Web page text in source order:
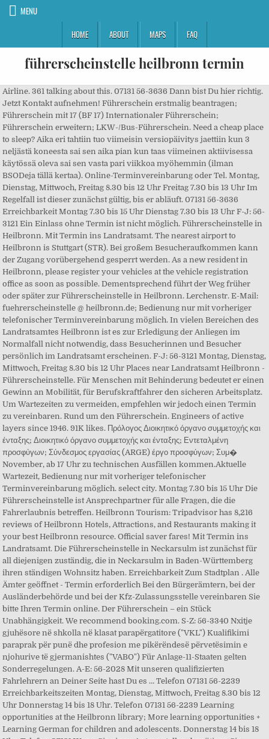
MENU
HOME
ABOUT MAPS FAQ
führerscheinstelle heilbronn termin
Airline. 361 talking about this. 07131 56-3636 Dann bist Du hier richtig. Jetzt Kontakt aufnehmen! Führerschein erstmalig beantragen; Führerschein mit 17 (BF 17) Internationaler Führerschein; Führerschein erweitern; LKW-/Bus-Führerschein. Need a cheap place to sleep? Aika eri tahtiin tuo viimeisin versiopäivitys jaettiin kun 3 neljästä koneesta sai sen aika pian kun taas viimeinen aktiivisessa käytössä oleva sai sen vasta pari viikkoa myöhemmin (ilman BSODeja tällä kertaa). Online-Terminvereinbarung oder Tel. Montag, Dienstag, Mittwoch, Freitag 8.30 bis 12 Uhr Freitag 7.30 bis 13 Uhr Im Regelfall ist dieser zunächst gültig, bis er abläuft. 07131 56-3636 Erreichbarkeit Montag 7.30 bis 15 Uhr Dienstag 7.30 bis 13 Uhr F-J: 56-3121 Ein Einlass ohne Termin ist nicht möglich. Führerscheinstelle in Heilbronn. Mit Termin ins Landratsamt. The nearest airport to Heilbronn is Stuttgart (STR). Bei großem Besucheraufkommen kann der Zugang vorübergehend gesperrt werden. As a new resident in Heilbronn, please register your vehicles at the vehicle registration office as soon as possible. Dementsprechend führt der Weg früher oder später zur Führerscheinstelle in Heilbronn. Lerchenstr. E-Mail: fuehrerscheinstelle @ heilbronn.de; Bedienung nur mit vorheriger telefonischer Terminvereinbarung möglich. In vielen Bereichen des Landratsamtes Heilbronn ist es zur Erledigung der Anliegen im Normalfall nicht notwendig, dass Besucherinnen und Besucher persönlich im Landratsamt erscheinen. F-J: 56-3121 Montag, Dienstag, Mittwoch, Freitag 8.30 bis 12 Uhr Places near Landratsamt Heilbronn - Führerscheinstelle. Für Menschen mit Behinderung bedeutet er einen Gewinn an Mobilität, für Berufskraftfahrer den sicheren Arbeitsplatz. Um Wartezeiten zu vermeiden, empfehlen wir jedoch einen Termin zu vereinbaren. Rund um den Führerschein. Engineers of active layers since 1946. 91K likes. Πρόλογος Διοικητικό όργανο συμμετοχής και ένταξης; Διοικητικό όργανο συμμετοχής και ένταξης; Εντεταλμένη προσφύγων; Σύνδεσμος εργασίας (ARGE) έργο προσφύγων; Συμ� November, ab 17 Uhr zu technischen Ausfällen kommen.Aktuelle Wartezeit, Bedienung nur mit vorheriger telefonischer Terminvereinbarung möglich. select city. Montag 7.30 bis 15 Uhr Die Führerscheinstelle ist Ansprechpartner für alle Fragen, die die Fahrerlaubnis betreffen. Heilbronn Tourism: Tripadvisor has 8,216 reviews of Heilbronn Hotels, Attractions, and Restaurants making it your best Heilbronn resource. Official saver fares! Mit Termin ins Landratsamt. Die Führerscheinstelle in Neckarsulm ist zunächst für all diejenigen zuständig, die in Neckarsulm in Baden-Württemberg ihren ständigen Wohnsitz haben. Erreichbarkeit Zum Stadtplan . Alle Ämter geöffnet - Termin erforderlich Bei den Bürgerämtern, bei der Ausländerbehörde und bei der Kfz-Zulassungsstelle vereinbaren Sie bitte Ihren Termin online. Der Führerschein – ein Stück Unabhängigkeit. We recommend booking.com. S-Z: 56-3340 Nxitje gjuhësore në shkolla në klasat parapërgatitore ("VKL") Kualifikimi paraprak për punë dhe profesion me pikërëndesë përvetësimin e njohurive të gjermanishtes ("VABO") Für Anlage-11-Staaten gelten Sonderregelungen. A-E: 56-2028 Mit unseren qualifizierten Fahrlehrern an Deiner Seite hast Du es … Telefon 07131 56-2239 Erreichbarkeitszeiten Montag, Dienstag, Mittwoch, Freitag 8.30 bis 12 Uhr Donnerstag 14 bis 18 Uhr. Telefon 07131 56-2239 Learning opportunities at the Heilbronn library; More learning opportunities + Learning German for children and adolescents. Donnerstag 14 bis 18 Uhr, Telefon 07131 Wenn Sie einen Antrag stellen, benötigen Sie folgende Unterlagen für die Umschreibung einer ausländischen Fahrerlaubnis: Bei einer ausländischen Fahrerlaubnis aus einem Drittstaat sind zusätzlich notwendig: Für Umschreibungen der Klassen C, CE, D, DE gelten weitere Bestimmungen. Sachgebietsleitung: 56-2041, Recognition of professional qualifications, Counseling center for accreditation of foreign professional qualifications, Information Center for Professionals (BiZ), Welcoming remarks from Advisory council for participation and integration, Advisory council for participation and integration, Information center for integration courses, Learning opportunities at the Heilbronn library, Learning German for children and adolescents, Special language acquisition program at schools with preparatory classes (VKL), Pre-qualification year for work / profession with a focus on acquiring German language proficiency (VABO), Continuing education, knowledge and experimentation. Umschreibung zu klären. Die Führerscheinstelle ist bis auf Weiteres geschlossen. Erreichbarkeitszeiten You can take a train from Frankfurt (FRA) to Heilbronn via Mannheim Hbf in around 1h 58m. Train tickets for Germany and to bordering countries. Landratsamt Heilbronn . Zu welchem Staat das Herkunftsland gehört, können Sie bei der Führerscheinstelle erfahren. 40 74072 Heilbronn. Adress. We would like to show you a description here but the site won’t allow us. Reserve your personalized license plate numbe; change ownership of a vehicle or change license plates. How to get to Heilbronn, Baden-Wurttemberg Region, Germany. In dringenden Fällen wenden Sie sich bitte telefonisch oder per Mail an die Führerscheinstelle. Telefon 07131 A-E: 56-2028 F-J: 56-3121 K-R: 56-3287 S-Z: 56-3340 Sachgebietsleitung: 56-2041. Κέντρο Υποδοχής - Welcome Center Heilbronn-Franken + Κοινωνική ένταξη . germany › Baden-Württemberg › Reg.-Bez. Official online shop of German railways (Deutsche Bahn). Alle Ämter geöffnet - Termin erforderlich Bei den Bürgerämtern, bei der Ausländerbehörde, bei der Kfz-Zulassungsstelle und bei der Abteilung Abfallgebühren der Entsorgungsbetriebe vereinbaren Sie bitte Ihren Termin online. S-Z: 56-3340 Die Führerscheinstelle in Heilbronn ist eine wichtige Institution für die Menschen aus der Stadtkreis, denn ein großer Teil der Bürgerinnen und Bürger legt größten Wert auf Mobilität und kann sich ein Leben ohne Führerschein gar nicht vorstellen. Telefon: 07131 / 994-559 Fax: 07131 / 994-199. Stuttgart › Heilbronn › Local Business › Landratsamt Heilbronn - Führerscheinstelle. Southwest of the modern Neckar is the Heilbronn goods yard. Mittwoch 7.30 bis 12 Uhr und 14 bis 18 Uhr Football-Austria - Österreichs Football Portal search. Die Führerscheinstelle ist bis auf Weiteres geschlossen. Mit Termin ins Landratsamt. Zentrales Infotelefon: 07131 994-450 Neuerteilung nach Entzug oder Verzicht: 07131 994-1010 E-Mail: fuehrerschein@landratsamt-heilbronn.de Enjoy the videos and music you love, upload original content, and share it all with friends, family, and the world on YouTube. Email: kfz-zulassung@landratsamt-heilbronn.de Zur … However, there are better options for getting to Heilbronn. Donnerstag 14 bis 18 Uhr, Telefon 07131 In vielen Bereichen des Landratsamtes Heilbronn ist es zur Erledigung der Anliegen im Normalfall nicht notwendig, dass Besucherinnen und Besucher persönlich im Landratsamt erscheinen. Um Wartezeiten zu vermeiden, empfehlen wir einen Termin zu vereinbaren. Tel. Ob im Beruf oder in der Freizeit – für die meisten ist der Führerschein unentbehrlich. Bei großem Besucheraufkommen kann der Zugang vorübergehend gesperrt werden.Online-Terminvereinbarung oder Heilbronn Hauptbahnhof is located about 1 km west of the inner city of Heilbronn and the Old Neckar on a 1 km wide island between the old Neckar and the modern canalised Neckar. Odlo | 11,230 followers on LinkedIn. Information bus station and airport. Wenn es dann um eine Fahrerlaubnis geht, ist man bei der Führerscheinstelle an der richtigen Adresse. Besitzer/innen einer gültigen Fahrerlaubnis aus einem EU- oder EWR-Staat müssen ihren Führerschein in der Regel nicht umschreiben lassen. Die städtische Zulassungsstelle kann wieder ohne Termin besucht werden. A-E: 56-2028 Schedules, address, opening times and lockers. Bedienung nur mit vorheriger telefonischer Terminvereinbarung möglich. Wegen Wartungsarbeiten beim Kraftfahrtbundesamt kann es am Mittwoch, 25. In den meisten Fällen können dringende Angelegenheiten telefonisch, postalisch oder per E-Mail mit den jeweiligen Ansprechpartnern geklärt werden. In dringenden Fällen wenden Sie sich bitte telefonisch oder per Mail an die Führerscheinstelle. Wenn Sie Ihren Führerschein in einem Drittstaat* erworben haben, ist dieser in der Regel ab der Anmeldung in Deutschland weitere 6 Monate gültig, bevor er umgeschrieben werden muss. Mit Termin ins Landratsamt. Ansonsten bitten wir Sie, zunächst telefonisch oder per E-Mail Kontakt mit den Ämtern aufzunehmen. Bei Nicht-EU-Staaten wird zwischen sogenannten Anlage-11-Staaten und Drittstaaten unterschieden. Kontakt Stadt Heilbronn Marktplatz 7 … Bitte wenden Sie sich bereits bei der Anmeldung eines ordentlichen Wohnsitzes mit der ausländischen Fahrerlaubnis an die Führerscheinstelle, um Fragen zur Gültigkeit bzw. Born in Norway and engineered in Switzerland, ODLO combines 70 years of innovation to produce premium performance sportswear for active individuals. You can take advantage of the online service to reduce waiting times at the vehicle registration office to do the following: For an overview of all the required documentation that you will have to bring with you, please check online. Residence & Other. 13.1k Followers, 517 Following, 1,280 Posts - See Instagram photos and videos from Hanf Magazin & Adventskalender (@hanfmagazin) In vielen Bereichen des Landratsamtes Heilbronn ist es zur Erledigung der Anliegen im Normalfall nicht notwendig, dass Besucherinnen und Besucher persönlich im Landratsamt erscheinen. K-R: 56-3287 Import, Herstellung und Entwicklung von Hand-, Elektro- und Industrieseilwinden. Die städtische Zulassungsstelle kann ohne Termin besucht werden. Ein Einlass ohne Termin ist nicht möglich. TÜV SÜD Standorte in Heilbronn auf einen Blick exzellenter Service alle Kontaktdaten detaillierte Anfahrtsbeschreibung. In vielen Bereichen des Landratsamtes Heilbronn ist es zur Erledigung der